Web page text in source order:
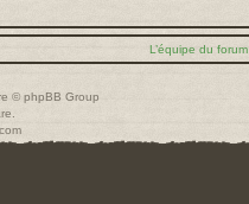
L’équipe du forum
© phpBB Group